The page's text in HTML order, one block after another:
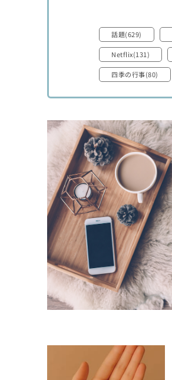
話題(629)
Netflix(131)
四季の行事(80)